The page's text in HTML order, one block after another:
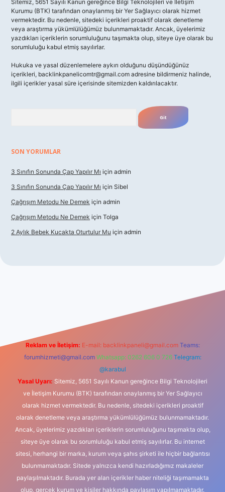
Sitemiz, 5651 Sayılı Kanun gereğince Bilgi Teknolojileri ve İletişim
Kurumu (BTK) tarafından onaylanmış bir Yer Sağlayıcı olarak hizmet
vermektedir. Bu nedenle, sitedeki içerikleri proaktif olarak denetleme
veya araştırma yükümlülüğümüz bulunmamaktadır. Ancak, üyelerimiz
yazdıkları içeriklerin sorumluluğunu taşımakta olup, siteye üye olarak bu
sorumluluğu kabul etmiş sayılırlar.
Hukuka ve yasal düzenlemelere aykırı olduğunu düşündüğünüz
içerikleri, backlinkpanelicomtr@gmail.com adresine bildirmeniz halinde,
ilgili içerikler yasal süre içerisinde sitemizden kaldırılacaktır.
SON YORUMLAR
3 Sınıfın Sonunda Çap Yapılır Mı için admin
3 Sınıfın Sonunda Çap Yapılır Mı için Sibel
Çağrışım Metodu Ne Demek için admin
Çağrışım Metodu Ne Demek için Tolga
2 Aylık Bebek Kucakta Oturtulur Mu için admin
Reklam ve İletişim: E-mail: backlinkpaneli@gmail.com Teams:
forumhizmeti@gmail.com Whatsapp: 0262 606 0 726 Telegram:
@karabul
Yasal Uyarı: Sitemiz, 5651 Sayılı Kanun gereğince Bilgi Teknolojileri
ve İletişim Kurumu (BTK) tarafından onaylanmış bir Yer Sağlayıcı
olarak hizmet vermektedir. Bu nedenle, sitedeki içerikleri proaktif
olarak denetleme veya araştırma yükümlülüğümüz bulunmamaktadır.
Ancak, üyelerimiz yazdıkları içeriklerin sorumluluğunu taşımakta olup,
siteye üye olarak bu sorumluluğu kabul etmiş sayılırlar. Bu internet
sitesi, herhangi bir marka, kurum veya şahıs şirketi ile hiçbir bağlantısı
bulunmamaktadır. Sitede yalnızca kendi hazırladığımız makaleler
paylaşılmaktadır. Burada yer alan içerikler haber niteliği taşımamakta
olup, gerçek kurum ve kişiler hakkında paylaşım yapılmamaktadır.